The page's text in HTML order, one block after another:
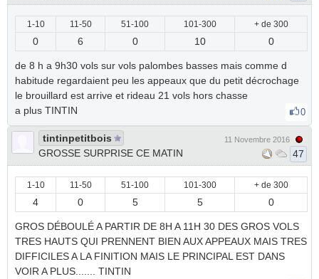
1-10 11-50 51-100 101-300 + de 300
0 6 0 10 0
de 8 h a 9h30 vols sur vols palombes basses mais comme d
habitude regardaient peu les appeaux que du petit décrochage
le brouillard est arrive et rideau 21 vols hors chasse
a plus TINTIN
0
tintinpetitbois
GROSSE SURPRISE CE MATIN
11 Novembre 2016
47
1-10 11-50 51-100 101-300 + de 300
4 0 5 5 0
GROS DÉBOULÉ A PARTIR DE 8H A 11H 30 DES GROS VOLS
TRES HAUTS QUI PRENNENT BIEN AUX APPEAUX MAIS TRES
DIFFICILES A LA FINITION MAIS LE PRINCIPAL EST DANS
VOIR A PLUS....... TINTIN